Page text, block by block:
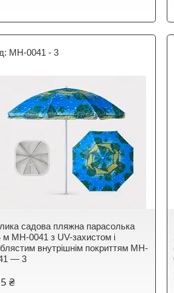
MH-0041 - 3
садова пляжна парасолька
м MH-0041 з UV-захистом і
внутрішнім покриттям MH-
— 3
₴